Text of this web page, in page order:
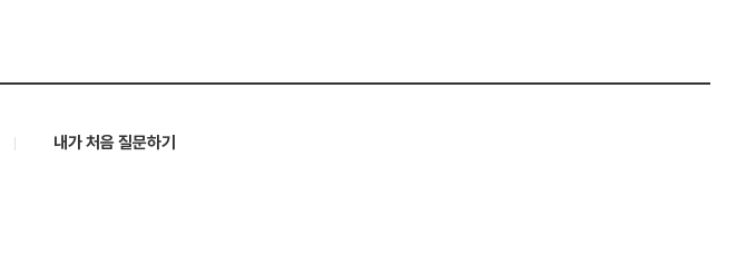
내가 처음 질문하기